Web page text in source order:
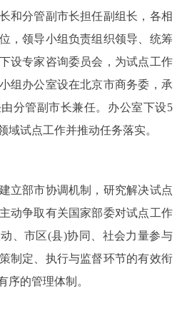
和分管副市长担任副组长，各相
，领导小组负责组织领导、统筹
设专家咨询委员会，为试点工作
组办公室设在北京市商务委，承
分管副市长兼任。办公室下设5
域试点工作并推动任务落实。
部市协调机制，研究解决试点
动争取有关国家部委对试点工作
、市区(县)协同、社会力量参与
制定、执行与监督环节的有效衔
序的管理体制。